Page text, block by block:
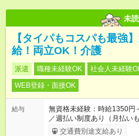
未読
【タイパもコスパも最強
給！両立OK！介護
派遣 職種未経験OK 社会人未経験
WEB登録・面接OK
給与
無資格未経験：時給1350
／週払い制度あり（月払い
了次第のお支払いとなります
交通費別途支給あり